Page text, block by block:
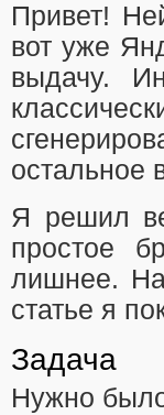
Привет!
вот уже
выдачу.
остальное
Я решил
простое
лишнее.
статье я
Задача
Нужно